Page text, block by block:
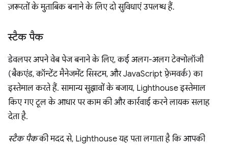
ज़रूरतों के मुताबिक बनाने के लिए दो सुविधाएं उपलब्ध हैं.
स्टैक पैक
डेवलपर अपने वेब पेज बनाने के लिए, कई अलग-अलग टेक्नोलॉजी
(बैकएंड, कॉन्टेंट मैनेजमेंट सिस्टम, और JavaScript फ़्रेमवर्क) का
इस्तेमाल करते हैं. सामान्य सुझावों के बजाय, Lighthouse इस्तेमाल
किए गए टूल के आधार पर काम की और कार्रवाई करने लायक सलाह
देता है.
स्टैक पैककी मदद से, Lighthouse यह पता लगाता है कि आपकी